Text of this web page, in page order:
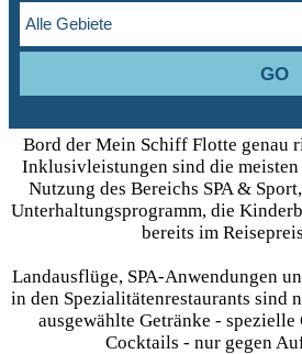
einer Fülle von
Reisepreis enthalten sind! Keine
probieren können. Sich auf alles
verzichten
Bord der Mein Schiff Flotte genau
Inklusivleistungen sind die meisten
Nutzung des Bereichs SPA &
Unterhaltungsprogramm, die
bereits im
Landausflüge, SPA-Anwendungen
in den Spezialitätenrestaurants sind
ausgewählte Getränke - spezielle
Cocktails - nur gegen